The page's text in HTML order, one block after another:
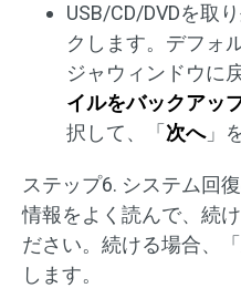
USB/CD/DVDを取
クします。デフォ
ジャウィンドウに
イルをバックアッ
択して、「 次へ」
ステップ6. システム回
情報をよく読んで、続
ださい。続ける場合、「
します。